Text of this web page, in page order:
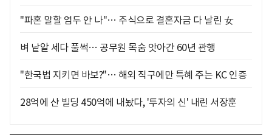
"파혼 말할 엄두 안 나"… 주식으로 결혼자금 다 날린 女
벼 낱알 세다 풀썩… 공무원 목숨 앗아간 60년 관행
"한국법 지키면 바보?"… 해외 직구에만 특혜 주는 KC 인증
28억에 산 빌딩 450억에 내놨다, '투자의 신' 내린 서장훈